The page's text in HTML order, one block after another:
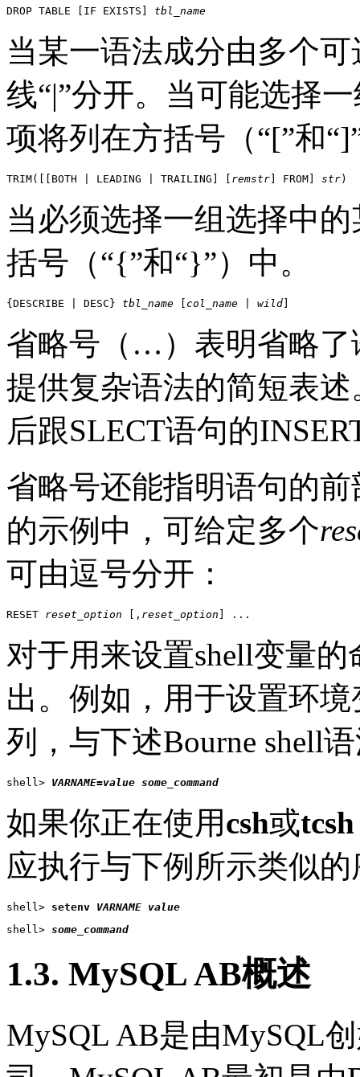
DROP TABLE [IF EXISTS] tbl_name
当某一语法成分由多个
线“|”分开。当可能选择
项将列在方括号（“[”和
TRIM([[BOTH | LEADING | TRAILING] [ remstr] FROM] str)
当必须选择一组选择中
括号（“{”和“}”）中。
{DESCRIBE | DESC} tbl_name [ col_name wild]
省略号（ … ）表明省略
提供复杂语法的简短表
后跟SLECT语句的
省略号还能指明语句的
的示例中，可给定多个
可由逗号分开：
RESET reset_option [, reset_option ] ...
对于用来设置shell变量
出。例如，用于设置环
列，与下述Bourne shell
shell> VARNAME=value some_command
如果你正在使用csh或tcsh
应执行与下例所示类似
shell> setenv VARNAME value
shell> some_command
1.3. MySQL AB概述
MySQL AB是由MySQL